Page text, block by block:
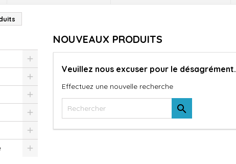
NOUVEAUX PRODUITS
Veuillez nous excuser pour le désagrément.
Effectuez une nouvelle recherche
